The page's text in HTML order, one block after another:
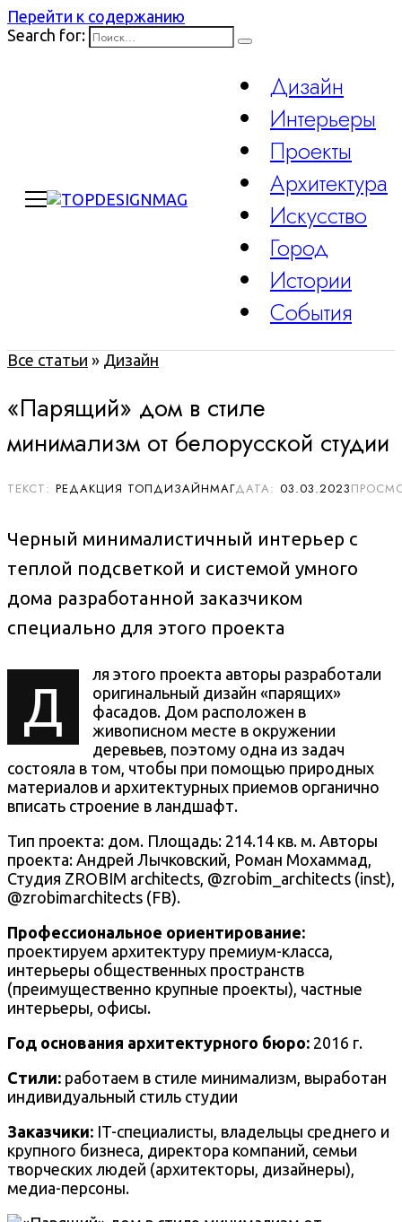
Перейти к содержанию
Search for:
Дизайн
Интерьеры
Проекты
Архитектура
Искусство
Город
Истории
События
Все статьи » Дизайн
«Парящий» дом в стиле
минимализм от белорусской студии
РЕДАКЦИЯ ТОПДИЗАЙНМАГ 03.03.2023
Черный минималистичный интерьер с
теплой подсветкой и системой умного
дома разработанной заказчиком
специально для этого проекта
Д
ля этого проекта авторы разработали
оригинальный дизайн «парящих»
фасадов. Дом расположен в
живописном месте в окружении
деревьев, поэтому одна из задач
состояла в том, чтобы при помощью природных
материалов и архитектурных приемов органично
вписать строение в ландшафт.
Тип проекта: дом. Площадь: 214.14 кв. м. Авторы
проекта: Андрей Лычковский, Роман Мохаммад,
Студия ZROBIM architects, @zrobim_architects (inst),
@zrobimarchitects (FB).
Профессиональное ориентирование:
проектируем архитектуру премиум-класса,
интерьеры общественных пространств
(преимущественно крупные проекты), частные
интерьеры, офисы.
Год основания архитектурного бюро: 2016 г.
Стили: работаем в стиле минимализм, выработан
индивидуальный стиль студии
Заказчики: IT-специалисты, владельцы среднего и
крупного бизнеса, директора компаний, семьи
творческих людей (архитекторы, дизайнеры),
медиа-персоны.